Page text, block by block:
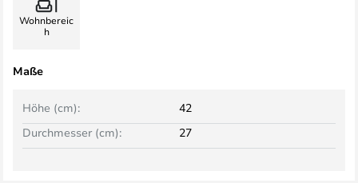
Wohnbereic
h
Maße
Höhe (cm):
42
Durchmesser (cm):
27